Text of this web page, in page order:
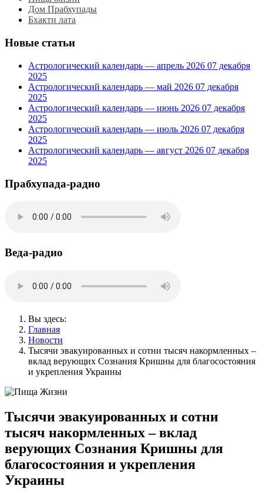
Дом Прабхупады
Бхакти лата
Новые статьи
Астрологический календарь — апрель 2026 07 декабря
2025
Астрологический календарь — май 2026 07 декабря
2025
Астрологический календарь — июнь 2026 07 декабря
2025
Астрологический календарь — июль 2026 07 декабря
2025
Астрологический календарь — август 2026 07 декабря
2025
Прабхупада-радио
Веда-радио
Вы здесь:
Главная
Новости
Тысячи эвакуированных и сотни тысяч накормленных –
вклад верующих Сознания Кришны для благосостояния
и укрепления Украины
Тысячи эвакуированных и сотни
тысяч накормленных – вклад
верующих Сознания Кришны для
благосостояния и укрепления
Украины